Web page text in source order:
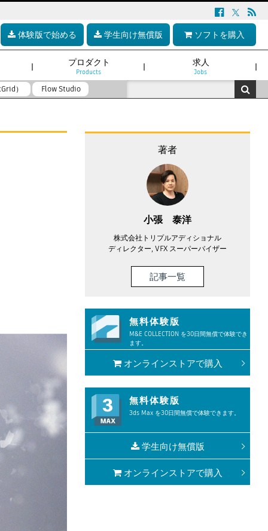
体験版で始める 学生向け無償版 ソフトを購入
プロダクト
Products
求人
Jobs
） Flow Studio
著者
小張 泰洋
株式会社トリプルアディショナル
ディレクター, VFX スーパーバイザー
記事一覧
無料体験版
M&E COLLECTION を30日間無償で体験でき
ます。
オンラインストアで購入
無料体験版
3ds Max を30日間無償で体験できます。
学生向け無償版
オンラインストアで購入